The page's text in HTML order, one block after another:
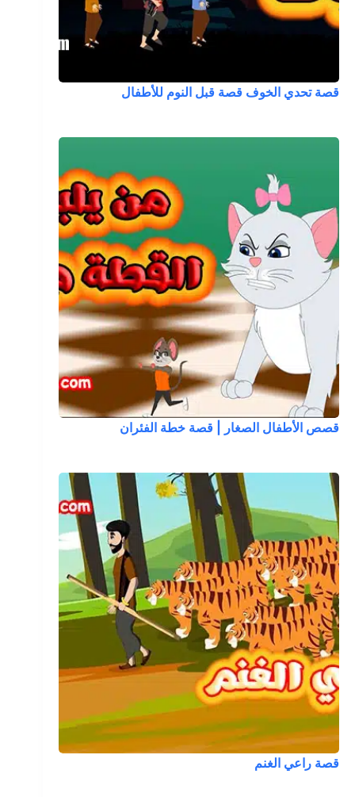
قصة تحدي الخوف قصة قبل النوم للأطفال
قصص الأطفال الصغار | قصة خطة الفئران
قصة راعي الغنم